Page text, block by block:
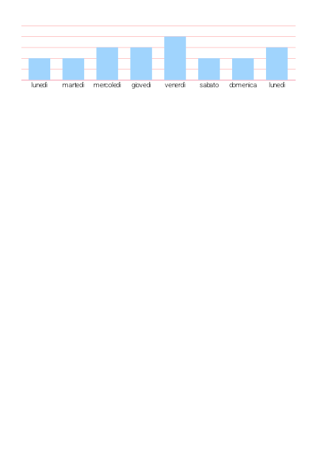
lunedì martedì mercoledì giovedì venerdì sabato domenica lunedì